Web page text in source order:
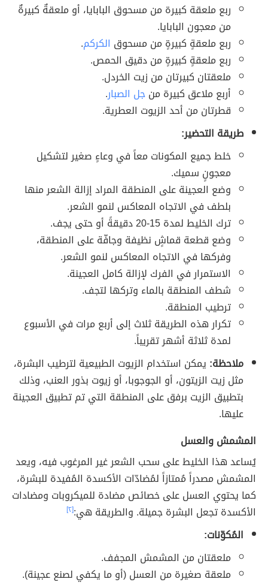
ربع ملعقة كبيرة من مسحوق البابايا، أو ملعقةٌ كبيرةٌ
من معجون البابايا.
ربع ملعقةٍ كبيرةٍ من مسحوق الكركم.
ربع ملعقةٍ كبيرةٍ من دقيق الحمص.
ملعقتان كبيرتان من زيت الخردل.
أربع ملاعق كبيرة منجل الصبار.
قطرتان من أحد الزيوت العطرية.
طريقة التحضير:
خلط جميع المكونات معاً في وعاءٍ صغير لتشكيل
معجونٍ سميك.
وضع العجينة على المنطقة المراد إزالة الشعر منها
بلطف في الاتجاه المعاكس لنمو الشعر.
ترك الخليط لمدة 15-20 دقيقةً أو حتى يجف.
وضع قطعة قماشٍ نظيفة وجافّة على المنطقة،
وفركها في الاتجاه المعاكس لنمو الشعر.
الاستمرار في الفرك لإزالة كامل العجينة.
شطف المنطقة بالماء وتركها لتجف.
ترطيب المنطقة.
تكرار هذه الطريقة ثلاث إلى أربع مرات في الأسبوع
لمدة ثلاثة أشهر تقريباً.
ملاحظة: يمكن استخدام الزيوت الطبيعية لترطيب البشرة،
مثل زيت الزيتون، أو الجوجوبا، أو زيوت بذور العنب، وذلك
بتطبيق الزيت برفق على المنطقة التي تم تطبيق العجينة
عليها.
المشمش والعسل
يُساعد هذا الخليط على سحب الشعر غير المرغوب فيه، ويعد
المشمش مصدراً مُمتازاً لمُضادّات الأكسدة المُفيدة للبشرة،
كما يحتوي العسل على خصائص مضادة للميكروبات ومضادات
الأكسدة تجعل البشرة جميلة. والطريقة هي:[٢]
المُكوّنات:
ملعقتان من المشمش المجفف.
ملعقة صغيرة من العسل (أو ما يكفي لصنع عجينة).